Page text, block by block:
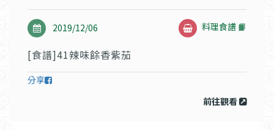
2019/12/06 料理食譜 📙
[食譜]41辣味餘香紫茄
分享
前往觀看